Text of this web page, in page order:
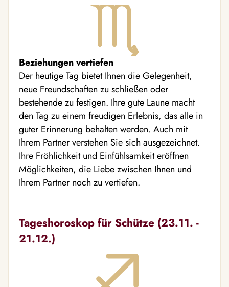
Beziehungen vertiefen
Der heutige Tag bietet Ihnen die Gelegenheit,
neue Freundschaften zu schließen oder
bestehende zu festigen. Ihre gute Laune macht
den Tag zu einem freudigen Erlebnis, das alle in
guter Erinnerung behalten werden. Auch mit
Ihrem Partner verstehen Sie sich ausgezeichnet.
Ihre Fröhlichkeit und Einfühlsamkeit eröffnen
Möglichkeiten, die Liebe zwischen Ihnen und
Ihrem Partner noch zu vertiefen.
Tageshoroskop für Schütze (23.11. -
21.12.)